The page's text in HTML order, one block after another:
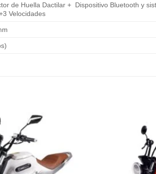
de Huella Dactilar + Dispositivo Bluetooth y
Velocidades